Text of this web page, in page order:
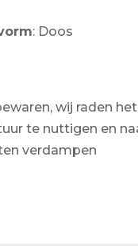
: Doos
wij raden
te nuttigen en
verdampen